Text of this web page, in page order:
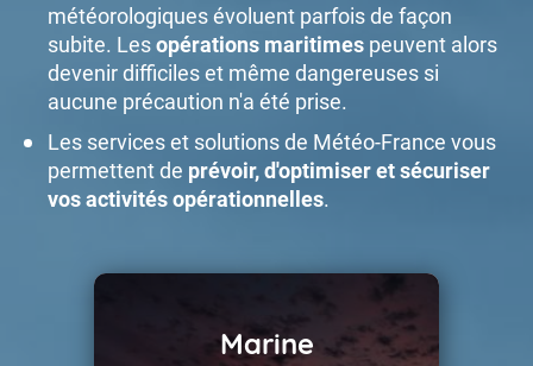
météorologiques évoluent parfois de façon
subite. Lesopérations maritimes peuvent alors
devenir difficiles et même dangereuses si
aucune précaution n'a été prise.
Les services et solutions de Météo-France vous
permettent de prévoir, d'optimiser et sécuriser
vos activités opérationnelles.
Marine